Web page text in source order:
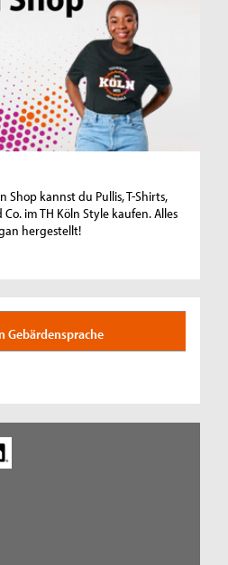
Shop kannst du Pullis, T-Shirts,
im TH Köln Style kaufen. Alles
hergestellt!
Gebärdensprache